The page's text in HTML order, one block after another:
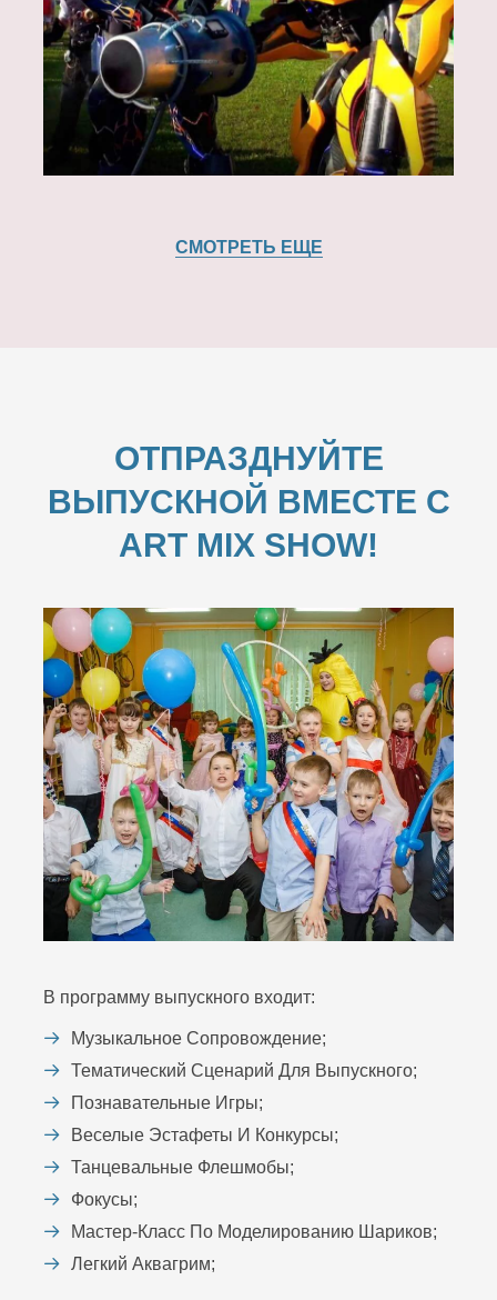
СМОТРЕТЬ ЕЩЕ
ОТПРАЗДНУЙТЕ
ВЫПУСКНОЙ ВМЕСТЕ С
ART MIX SHOW!
В программу выпускного входит:
Музыкальное Сопровождение;
Тематический Сценарий Для Выпускного;
Познавательные Игры;
Веселые Эстафеты И Конкурсы;
Танцевальные Флешмобы;
Фокусы;
Мастер-Класс По Моделированию Шариков;
Легкий Аквагрим;